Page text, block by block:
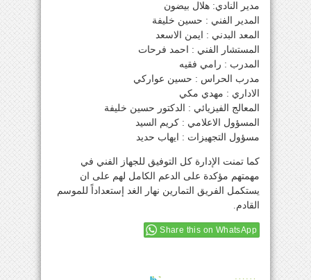
مدير النادي: هلال بيضون
المدير الفني : حسين خليفة
المعد البدني : ايمن الاسعد
المستشار الفني : احمد فرحات
المدرب : رامي فقيه
مدرب الحراس : حسين عواركي
الاداري : مهدي مكي
المعالج الفيزيائي : الدكتور حسين خليفة
المسؤول الاعلامي : كريم السيد
مسؤول التجهيزات : ايهاب حديد
كما تمنت الإدارة كل التوفيق للجهاز الفني في
مهمتهم مؤكدة على الدعم الكامل لهم على ان
يستكمل الفريق التمارين نهار الغد إستعداداً للموسم
القادم.
Share this on WhatsApp